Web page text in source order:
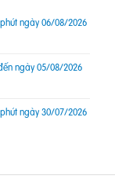
ngày 06/08/2026
ngày 05/08/2026
ngày 30/07/2026